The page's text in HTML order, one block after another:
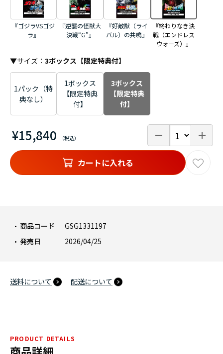
¥15,840
商品コード
GSG1331197
発売日
2026/04/25
送料について 配送について
『ゴジラVSゴジ
ラ』
『逆襲の怪獣大
決戦“G”』
『好敵獣（ライ
バル）の共鳴』
『終わりなき決
戦（エンドレス
ウォーズ）』
▼サイズ： 3ボックス【限定特典付】
1パック（特
典なし）
1ボックス
【限定特典
付】
3ボックス
【限定特典
付】
カートに入れる
PRODUCT DETAILS